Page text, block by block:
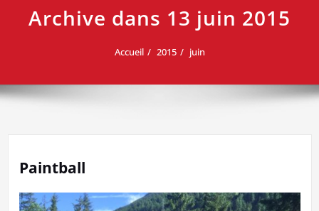
Archive dans 13 juin 2015
Accueil 2015 juin
Paintball